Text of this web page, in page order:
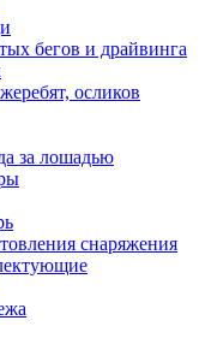
бегов и драйвинга
осликов
за лошадью
снаряжения